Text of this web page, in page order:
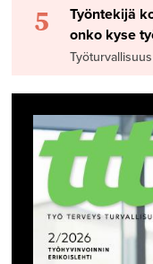
5
Työntekijä
onko kyse
Työturvallisuus